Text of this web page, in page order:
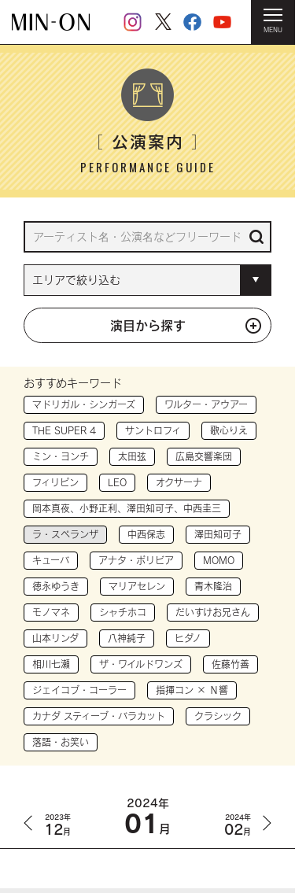
MENU
HOME ＞ 公演案内
［公演案内］
PERFORMANCE GUIDE
演目から探す
おすすめキーワード
マドリガル・シンガーズ ワルター・アウアー
THE SUPER 4 サントロフィ 歌心りえ
ミン・ヨンチ 太田弦 広島交響楽団
フィリピン LEO オクサーナ
岡本真夜、小野正利、澤田知可子、中西圭三
ラ・スペランザ 中西保志 澤田知可子
キューバ アナタ・ボリビア MOMO
徳永ゆうき マリアセレン 青木隆治
モノマネ シャチホコ だいすけお兄さん
山本リンダ 八神純子 ヒダノ
相川七瀬 ザ・ワイルドワンズ 佐藤竹善
ジェイコブ・コーラー 指揮コン × Ｎ響
カナダ スティーブ・バラカット クラシック
落語・お笑い
2023年
12月
2024年
01 月
2024年
02月